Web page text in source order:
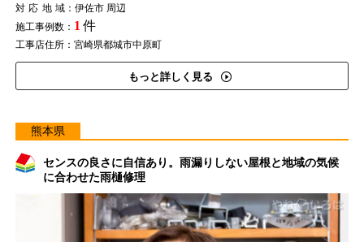
対応地域：伊佐市 周辺
施工事例数： 1 件
工事店住所：宮崎県都城市中原町
もっと詳しく見る
熊本県
センスの良さに自信あり。雨漏りしない屋根と地域の気候
に合わせた雨樋修理